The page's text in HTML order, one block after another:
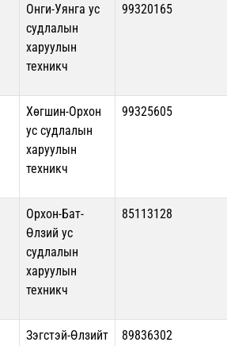
Онги-Уянга ус
судлалын
харуулын
техникч
99320165
Хөгшин-Орхон
ус судлалын
харуулын
техникч
99325605
Орхон-Бат-
Өлзий ус
судлалын
харуулын
техникч
85113128
Зэгстэй-Өлзийт
89836302